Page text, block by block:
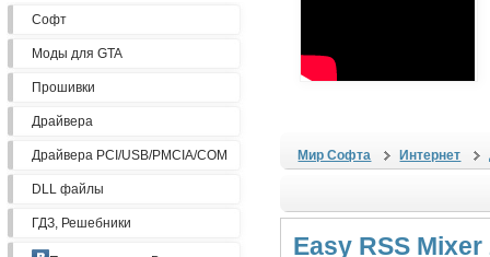
Софт
Моды для GTA
Прошивки
Драйвера
Драйвера PCI/USB/PMCIA/COM
DLL файлы
ГДЗ, Решебники
Мир Софта Интернет
Easy RSS Mixer